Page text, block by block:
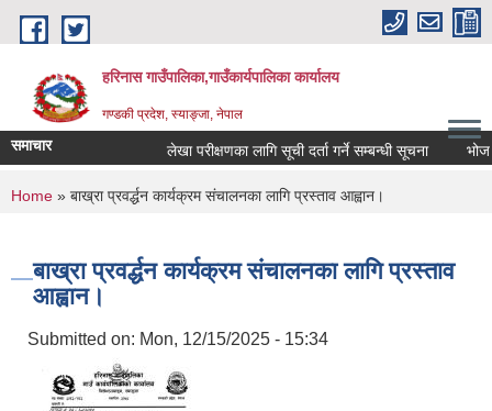
Skip to main content
हरिनास गाउँपालिका,गाउँकार्यपालिका कार्यालय
गण्डकी प्रदेश, स्याङ्जा, नेपाल
समाचार लेखा परीक्षणका लागि सूची दर्ता गर्ने सम्बन्धी सूचना भोज
You are here
Home » बाख्रा प्रवर्द्धन कार्यक्रम संचालनका लागि प्रस्ताव आह्वान।
बाख्रा प्रवर्द्धन कार्यक्रम संचालनका लागि प्रस्ताव
आह्वान।
Submitted on: Mon, 12/15/2025 - 15:34